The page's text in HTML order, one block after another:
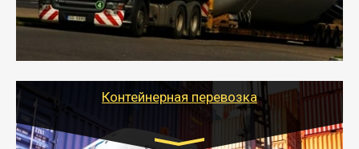
- Тайгер Логистик в короткие сроки поможет вам
качественно и безопасно перевезти негабаритные
грузы по всей России тралом, манипулятором и
другим транспортом и подобрать оптимальный
Контейнерная перевозка